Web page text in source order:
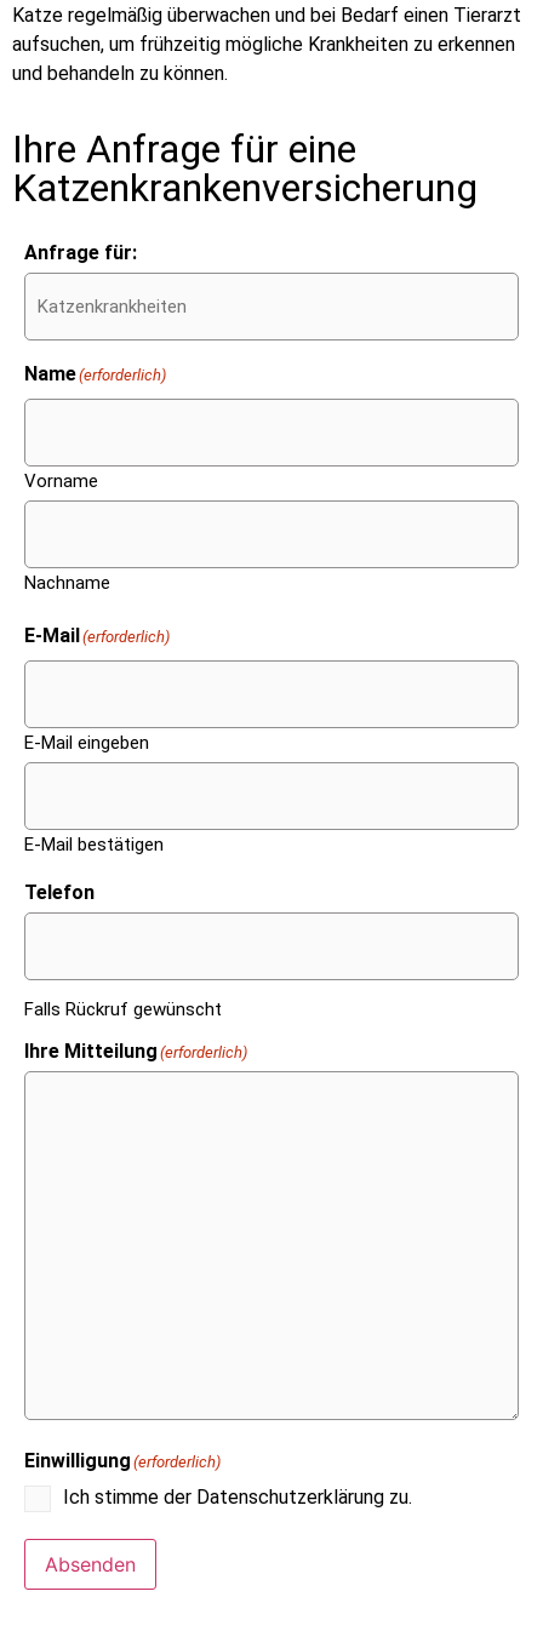
Katze regelmäßig überwachen und bei Bedarf einen Tierarzt
aufsuchen, um frühzeitig mögliche Krankheiten zu erkennen
und behandeln zu können.
Ihre Anfrage für eine
Katzenkrankenversicherung
Anfrage für:
Name(erforderlich)
Vorname
Nachname
E-Mail (erforderlich)
E-Mail eingeben
E-Mail bestätigen
Telefon
Falls Rückruf gewünscht
Ihre Mitteilung (erforderlich)
Einwilligung (erforderlich)
Ich stimme der Datenschutzerklärung zu.
Absenden